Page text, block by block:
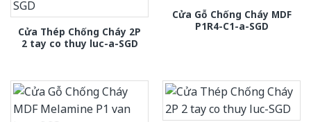
Cửa Thép Chống Cháy 2P
2 tay co thuy luc-a-SGD
Cửa Gỗ Chống Cháy MDF
P1R4-C1-a-SGD